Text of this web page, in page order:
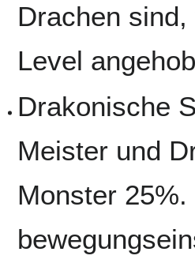
Drachen
Level
Drakonische
Meister und
Monster